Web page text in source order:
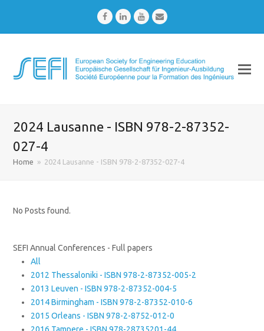
FacebookLinkedInYoutubeEmail
2024 Lausanne - ISBN 978-2-87352-
027-4
Home » 2024 Lausanne - ISBN 978-2-87352-027-4
No Posts found.
SEFI Annual Conferences - Full papers
All
2012 Thessaloniki - ISBN 978-2-87352-005-2
2013 Leuven - ISBN 978-2-87352-004-5
2014 Birmingham - ISBN 978-2-87352-010-6
2015 Orleans - ISBN 978-2-8752-012-0